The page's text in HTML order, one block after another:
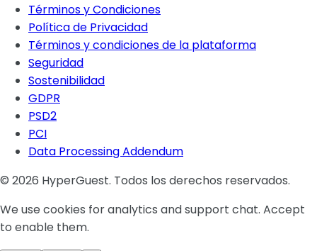
Términos y Condiciones
Política de Privacidad
Términos y condiciones de la plataforma
Seguridad
Sostenibilidad
GDPR
PSD2
PCI
Data Processing Addendum
© 2026 HyperGuest. Todos los derechos reservados.
We use cookies for analytics and support chat. Accept
to enable them.